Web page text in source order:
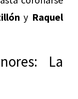
y Raquel
La